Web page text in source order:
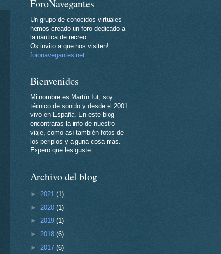
ForoNavegantes
Un grupo de conocidos virtuales
hemos creado un foro dedicado a
la náutica de recreo.
Os invito a que nos visiten!
foronavegantes.net
Bienvenidos
Mi nombre es Martín Iut, soy
técnico de sonido y desde el 2001
vivo en España. En este blog
encontraras la info de nuestro
viaje, como así también fotos de
los periplos y alguna cosa mas.
Espero que les guste.
Archivo del blog
► 2021 (1)
► 2020 (1)
► 2019 (1)
► 2018 (6)
► 2017 (6)